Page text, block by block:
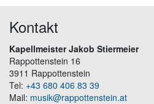
Kontakt
Kapellmeister Jakob Stiermeier
Rappottenstein 16
3911 Rappottenstein
Tel: +43 680 406 83 39
Mail: musik@rappottenstein.at